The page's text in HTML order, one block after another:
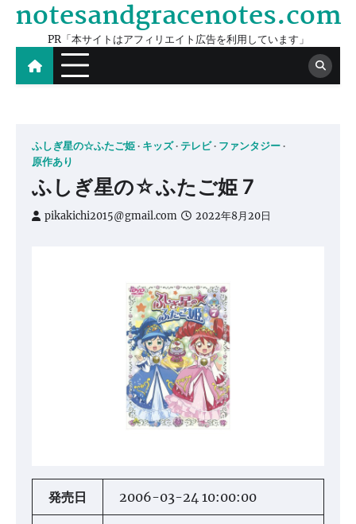
Skip
content
notesandgracenotes.com
PR「本サイトはアフィリエイト広告を利用しています」
ふしぎ星の☆ふたご姫 キッズ テレビ
ファンタジー
原作あり
ふしぎ星の☆ふたご姫 7
pikakichi2015@gmail.com 2022年8月20日
発売日 2006-03-24 10:00:00